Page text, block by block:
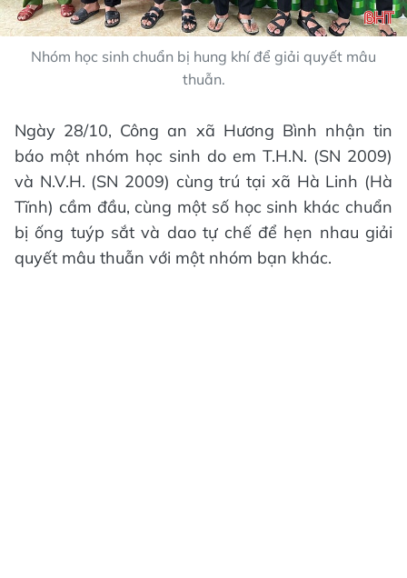
Nhóm học sinh chuẩn bị hung khí để giải quyết mâu
thuẫn.
Ngày 28/10, Công an xã Hương Bình nhận tin
báo một nhóm học sinh do em T.H.N. (SN 2009)
và N.V.H. (SN 2009) cùng trú tại xã Hà Linh (Hà
Tĩnh) cầm đầu, cùng một số học sinh khác chuẩn
bị ống tuýp sắt và dao tự chế để hẹn nhau giải
quyết mâu thuẫn với một nhóm bạn khác.